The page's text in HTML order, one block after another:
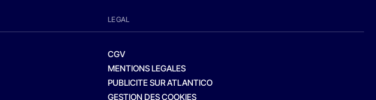
LEGAL
CGV
MENTIONS LEGALES
PUBLICITE SUR ATLANTICO
GESTION DES COOKIES